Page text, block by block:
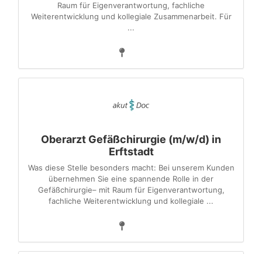
Raum für Eigenverantwortung, fachliche
Weiterentwicklung und kollegiale Zusammenarbeit. Für
...
Oberarzt Gefäßchirurgie (m/w/d) in
Erftstadt
Was diese Stelle besonders macht: Bei unserem Kunden
übernehmen Sie eine spannende Rolle in der
Gefäßchirurgie– mit Raum für Eigenverantwortung,
fachliche Weiterentwicklung und kollegiale ...